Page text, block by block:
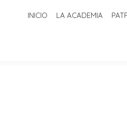
LA ACADEMIA PATRIMONIO
INICIO LA ACADEMIA